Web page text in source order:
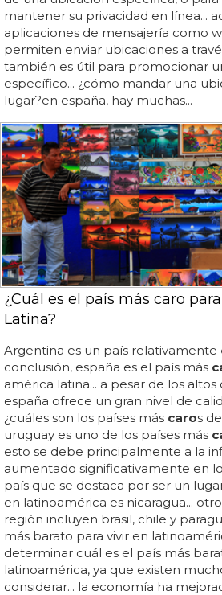
mantener su privacidad en línea...
aplicaciones de mensajería como
permiten enviar ubicaciones a
también es útil para promocionar
específico... ¿cómo mandar una
lugar?en españa, hay muchas...
¿Cuál es el país más caro
Latina?
Argentina es un país relativamente
conclusión, españa es el país más
américa latina... a pesar de los altos
españa ofrece un gran nivel de
¿cuáles son los países más caros
uruguay es uno de los países más
esto se debe principalmente a la
aumentado significativamente en
país que se destaca por ser un
en latinoamérica es nicaragua...
región incluyen brasil, chile y
más barato para vivir en
determinar cuál es el país más
latinoamérica, ya que existen
considerar... la economía ha